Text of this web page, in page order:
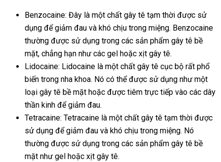
Benzocaine: Đây là một chất gây tê tạm thời được sử
dụng để giảm đau và khó chịu trong miệng. Benzocaine
thường được sử dụng trong các sản phẩm gây tê bề
mặt, chẳng hạn như các gel hoặc xịt gây tê.
Lidocaine: Lidocaine là một chất gây tê cục bộ rất phổ
biến trong nha khoa. Nó có thể được sử dụng như một
loại gây tê bề mặt hoặc được tiêm trực tiếp vào các dây
thần kinh để giảm đau.
Tetracaine: Tetracaine là một chất gây tê tạm thời được
sử dụng để giảm đau và khó chịu trong miệng. Nó
thường được sử dụng trong các sản phẩm gây tê bề
mặt như gel hoặc xịt gây tê.